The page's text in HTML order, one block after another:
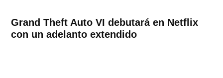
Grand Theft Auto VI debutará en Netflix
con un adelanto extendido